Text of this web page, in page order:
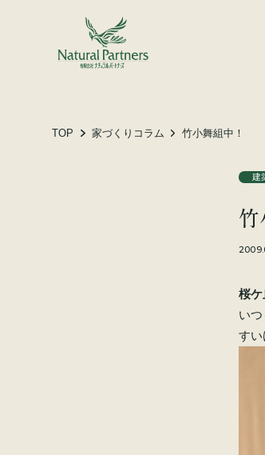
TOP 家づくりコラム 竹小舞組中！
建
桜
い
すい
会社概
スタッ